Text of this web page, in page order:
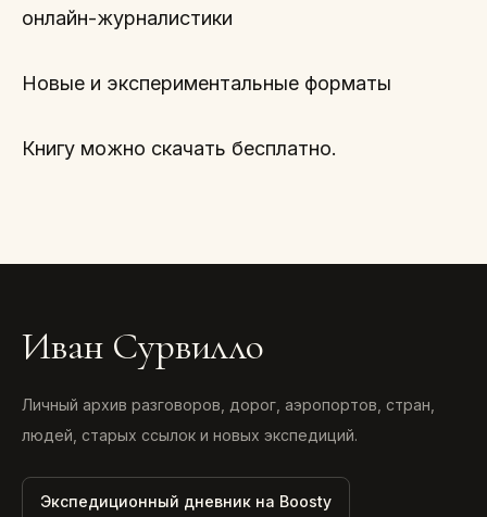
онлайн-журналистики
Новые и экспериментальные форматы
Книгу можно скачать бесплатно.
Иван Сурвилло
Личный архив разговоров, дорог, аэропортов, стран,
людей, старых ссылок и новых экспедиций.
Экспедиционный дневник на Boosty